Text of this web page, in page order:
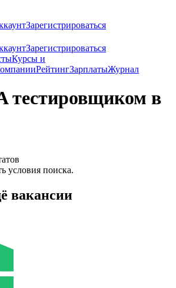
Зарегистрироваться
Зарегистрироваться
Курсы и
РейтингЗарплатыЖурнал
тестировщиком в
условия поиска.
вакансии